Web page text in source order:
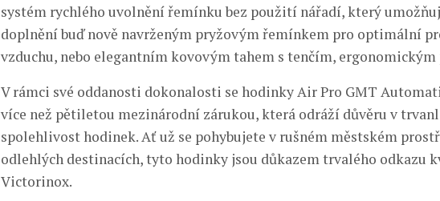
systém rychlého uvolnění řemínku bez použití nářadí, který
doplnění buď nově navrženým pryžovým řemínkem pro optimální
vzduchu, nebo elegantním kovovým tahem s tenčím, ergonomickým
V rámci své oddanosti dokonalosti se hodinky Air Pro GMT
více než pětiletou mezinárodní zárukou, která odráží důvěru v
spolehlivost hodinek. Ať už se pohybujete v rušném městském
odlehlých destinacích, tyto hodinky jsou důkazem trvalého odkazu
Victorinox.